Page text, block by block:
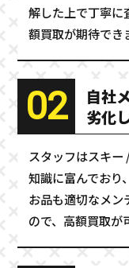
解した上で丁寧に
額買取が期待でき
02
自社
劣化
スタッフはスキー
知識に富んでおり
お品も適切なメン
ので、高額買取が